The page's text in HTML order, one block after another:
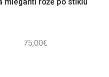
75,00€